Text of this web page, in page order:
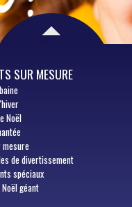
SUR MESURE
Noël
de divertissement
spéciaux
géant